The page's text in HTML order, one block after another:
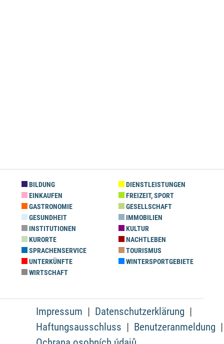
BILDUNG
DIENSTLEISTUNGEN
EINKAUFEN
FREIZEIT, SPORT
GASTRONOMIE
GESELLSCHAFT
GESUNDHEIT
IMMOBILIEN
INSTITUTIONEN
KULTUR
KURORTE
NACHTLEBEN
SPRACHENSERVICE
TOURISMUS
UNTERKÜNFTE
WINTERSPORTGEBIETE
WIRTSCHAFT
Impressum
Datenschutzerklärung
Haftungsausschluss
Benutzeranmeldung